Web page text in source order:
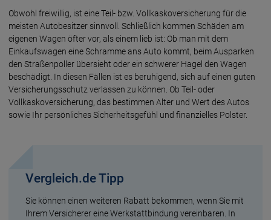
Obwohl freiwillig, ist eine Teil- bzw. Vollkaskoversicherung für die
meisten Autobesitzer sinnvoll. Schließlich kommen Schäden am
eigenen Wagen öfter vor, als einem lieb ist: Ob man mit dem
Einkaufswagen eine Schramme ans Auto kommt, beim Ausparken
den Straßenpoller übersieht oder ein schwerer Hagel den Wagen
beschädigt. In diesen Fällen ist es beruhigend, sich auf einen guten
Versicherungsschutz verlassen zu können. Ob Teil- oder
Vollkaskoversicherung, das bestimmen Alter und Wert des Autos
sowie Ihr persönliches Sicherheitsgefühl und finanzielles Polster.
Vergleich.de Tipp
Sie können einen weiteren Rabatt bekommen, wenn Sie mit
Ihrem Versicherer eine Werkstattbindung vereinbaren. In